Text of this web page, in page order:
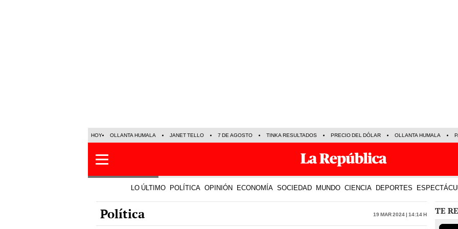
HOY OLLANTA HUMALA JANET TELLO 7 DE AGOSTO TINKA RESULTADOS PRECIO DEL DÓLAR OLLANTA HUMALA
LO ÚLTIMO POLÍTICA OPINIÓN ECONOMÍA SOCIEDAD MUNDO CIENCIA DEPORTES
Política 19 Mar 2024 | 14:14 h TE